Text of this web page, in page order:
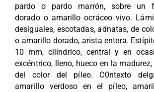
KULTURA MIKOLOGIKOA
BLOGA
KONTAKTUA
pardo o pardo marrón, sobre un
dorado o amarillo ocráceo vivo.
desiguales, escotadas, adnatas, de
o amarillo dorado, arista entera.
10 mm, cilíndrico, central y en
excéntrico, lleno, hueco en la
del color del píleo. C0ntexto
amarillo verdoso en el píleo,